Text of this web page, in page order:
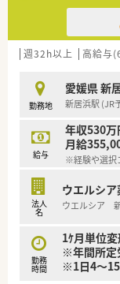
高齢者社会
建設会社と
リフォーム、
トする体制が
りの処方箋
無理せず働
均年齢は40
■有給休暇平
後10日付与
い環境づく
■2014年4月
■地域により
割合の店舗展
トさせる為、
社内で定め
ローアップ
週32h以上 高給与
勤務地
愛媛県 新
新居浜駅 (JR
給与
年収530
月給
※経験や選択
法人
名
ウエルシ
ウエルシア
勤務
時間
1ｹ月単位
※年間所定
※1日4～15